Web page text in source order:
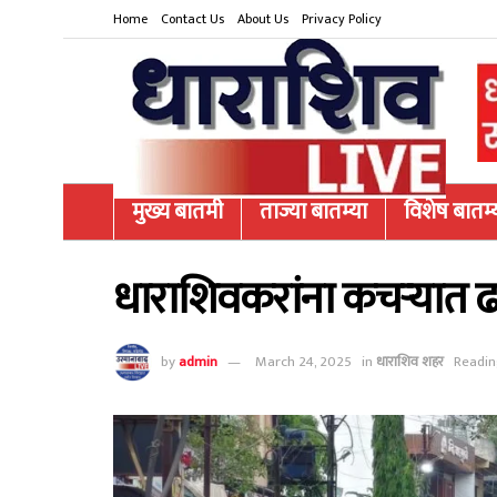
Home Contact Us About Us Privacy Policy
मुख्य बातमी ताज्या बातम्या विशेष
धाराशिवकरांना कचऱ्यात
byadmin March 24, 2025 in धाराशिव शहर